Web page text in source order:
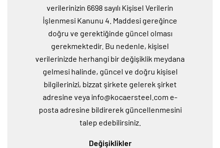
verilerinizin 6698 sayılı Kişisel Verilerin
İşlenmesi Kanunu 4. Maddesi gereğince
doğru ve gerektiğinde güncel olması
gerekmektedir. Bu nedenle, kişisel
verilerinizde herhangi bir değişiklik meydana
gelmesi halinde, güncel ve doğru kişisel
bilgilerinizi, bizzat şirkete gelerek şirket
adresine veya info@kocaersteel.com e-
posta adresine bildirerek güncellenmesini
talep edebilirsiniz.
Değişiklikler